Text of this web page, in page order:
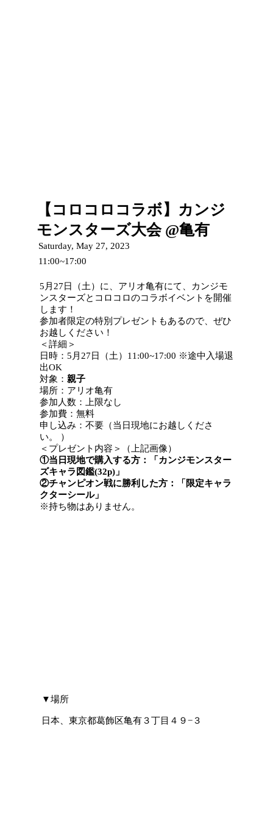
【コロコロコラボ】カンジ
モンスターズ大会 @亀有
5月27日（土）に、アリオ亀有にて、カンジモ
ンスターズとコロコロのコラボイベントを開催
します！
参加者限定の特別プレゼントもあるので、ぜひ
お越しください！
＜詳細＞
日時：5月27日（土）11:00~17:00 ※途中入場退
出OK
対象： 親子
場所：アリオ亀有
参加人数：上限なし
参加費：無料
申し込み：不要（当日現地にお越しくださ
い。 ）
＜プレゼント内容＞（上記画像）
①当日現地で購入する方：「カンジモンスター
ズキャラ図鑑(32p)」
②チャンピオン戦に勝利した方：「限定キャラ
クターシール」
※持ち物はありません。
日本、東京都葛飾区亀有３丁目４９−３
Saturday, May 27, 2023
11:00~17:00
​▼場所